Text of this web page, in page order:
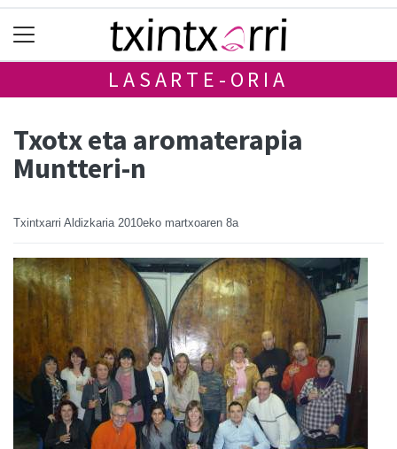
LASARTE-ORIA
Txotx eta aromaterapia
Muntteri-n
Txintxarri Aldizkaria 2010eko martxoaren 8a